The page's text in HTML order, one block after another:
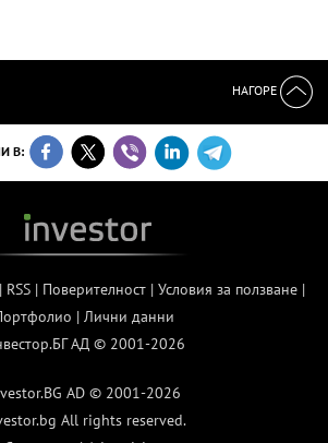
НАГОРЕ
В:
| RSS| Поверителност| Условия за ползване|
| Лични данни
АД © 2001-2026
AD © 2001-2026
All rights reserved.